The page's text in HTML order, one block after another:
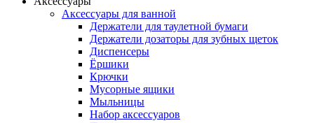
Аксессуары для ванной
Держатели для таулетной бумаги
Держатели дозаторы для зубных щеток
Диспенсеры
Ёршики
Крючки
Мусорные ящики
Мыльницы
Набор аксессуаров